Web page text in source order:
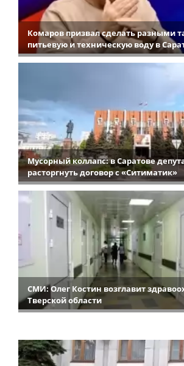
Комаров призвал сделать разными
питьевую и техническую воду в
Мусорный коллапс: в Саратове
расторгнуть договор с «Ситиматик»
СМИ: Олег Костин возглавит
Тверской области